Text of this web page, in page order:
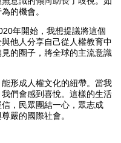
的機會。
年開始，我想提議將這個
他人分享自己從人權教育中
的圈子，將全球的主流意識
形成人權文化的紐帶。當我
們會感到喜悅。這樣的生活
，民眾團結一心，眾志成
嚴的國際社會。